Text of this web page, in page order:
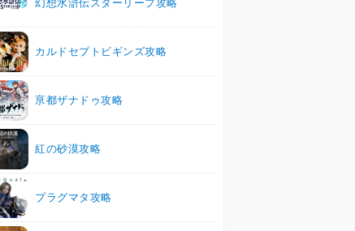
幻想水滸伝スターリープ攻略
カルドセプトビギンズ攻略
亰都ザナドゥ攻略
紅の砂漠攻略
プラグマタ攻略